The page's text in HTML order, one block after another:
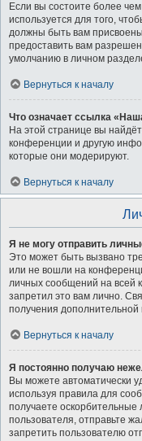
Если вы состоите более
используется для того,
должны быть вам
предоставить вам
умолчанию в личном
Вернуться к началу
Что означает ссылка
На этой странице вы
конференции и другую
которые они модерируют.
Вернуться к началу
Я не могу отправить
Это может быть вызвано
или не вошли на
личных сообщений на всей
запретил это вам лично.
получения
Вернуться к началу
Я постоянно получаю
Вы можете автоматически
используя правила для
получаете оскорбительные
пользователя, отправьте
запретить пользователю